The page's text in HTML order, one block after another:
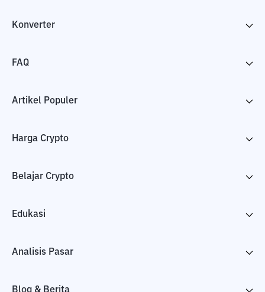
Konverter
FAQ
Artikel Populer
Harga Crypto
Belajar Crypto
Edukasi
Analisis Pasar
Blog & Berita